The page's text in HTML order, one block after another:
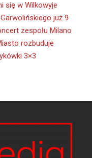
się w Wilkowyje
już 9
zespołu Milano
rozbuduje
3×3